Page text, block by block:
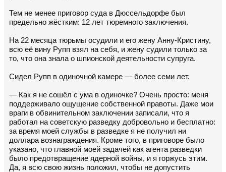
Тем не менее приговор суда в Дюссельдорфе был
предельно жёстким: 12 лет тюремного заключения.
На 22 месяца тюрьмы осудили и его жену Анну-Кристину,
всю её вину Рупп взял на себя, и жену судили только за
то, что она знала о шпионской деятельности супруга.
Сидел Рупп в одиночной камере — более семи лет.
— Как я не сошёл с ума в одиночке? Очень просто: меня
поддерживало ощущение собственной правоты. Даже мои
враги в обвинительном заключении записали, что я
работал на советскую разведку добровольно и бесплатно:
за время моей службы в разведке я не получил ни
доллара вознаграждения. Кроме того, в приговоре было
указано, что главной моей задачей как агента разведки
было предотвращение ядерной войны, и я горжусь этим.
Да, я всю свою жизнь положил, чтобы не допустить